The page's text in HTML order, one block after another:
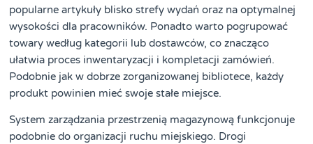
popularne artykuły blisko strefy wydań oraz na optymalnej
wysokości dla pracowników. Ponadto warto pogrupować
towary według kategorii lub dostawców, co znacząco
ułatwia proces inwentaryzacji i kompletacji zamówień.
Podobnie jak w dobrze zorganizowanej bibliotece, każdy
produkt powinien mieć swoje stałe miejsce.
System zarządzania przestrzenią magazynową funkcjonuje
podobnie do organizacji ruchu miejskiego. Drogi